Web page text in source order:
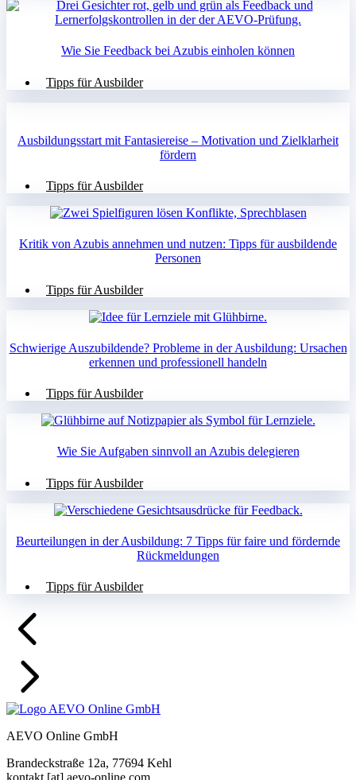
Wie Sie Feedback bei Azubis einholen können
Tipps für Ausbilder
Ausbildungsstart mit Fantasiereise – Motivation und Zielklarheit
fördern
Tipps für Ausbilder
Kritik von Azubis annehmen und nutzen: Tipps für ausbildende
Personen
Tipps für Ausbilder
Schwierige Auszubildende? Probleme in der Ausbildung: Ursachen
erkennen und professionell handeln
Tipps für Ausbilder
Wie Sie Aufgaben sinnvoll an Azubis delegieren
Tipps für Ausbilder
Beurteilungen in der Ausbildung: 7 Tipps für faire und fördernde
Rückmeldungen
Tipps für Ausbilder
AEVO Online GmbH
Brandeckstraße 12a, 77694 Kehl